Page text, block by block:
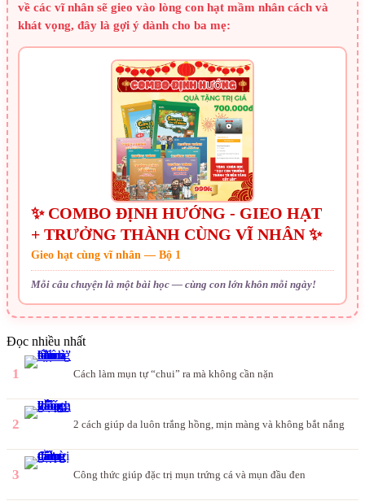
về các vĩ nhân sẽ gieo vào lòng con hạt mầm nhân cách và
khát vọng, đây là gợi ý dành cho ba mẹ:
✨ COMBO ĐỊNH HƯỚNG - GIEO HẠT
+ TRƯỞNG THÀNH CÙNG VĨ NHÂN ✨
Gieo hạt cùng vĩ nhân — Bộ 1
Mỗi câu chuyện là một bài học — cùng con lớn khôn mỗi ngày!
Đọc nhiều nhất
1 Cách làm mụn tự “chui” ra mà không cần nặn
2 2 cách giúp da luôn trắng hồng, mịn màng và không bắt nắng
3 Công thức giúp đặc trị mụn trứng cá và mụn đầu đen